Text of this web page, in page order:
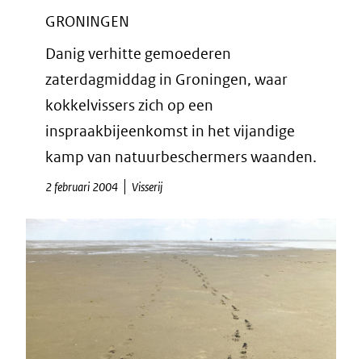
GRONINGEN
Danig verhitte gemoederen
zaterdagmiddag in Groningen, waar
kokkelvissers zich op een
inspraakbijeenkomst in het vijandige
kamp van natuurbeschermers waanden.
2 februari 2004 Visserij